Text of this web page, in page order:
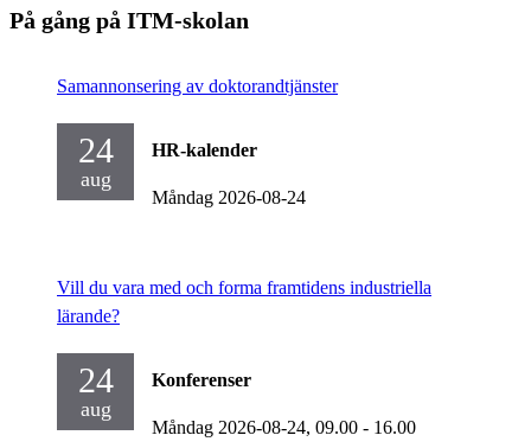
På gång på ITM-skolan
Samannonsering av doktorandtjänster
24
aug
HR-kalender
Måndag 2026-08-24
Vill du vara med och forma framtidens industriella
lärande?
24
aug
Konferenser
Måndag 2026-08-24, 09.00 - 16.00